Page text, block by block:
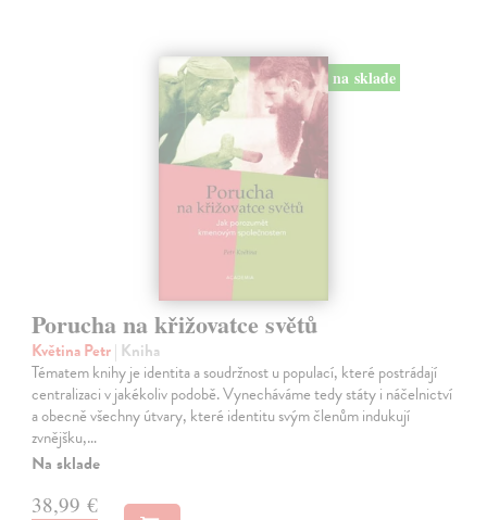
na sklade
Porucha na křižovatce světů
Květina Petr| Kniha
Tématem knihy je identita a soudržnost u populací, které postrádají
centralizaci v jakékoliv podobě. Vynecháváme tedy státy i náčelnictví
a obecně všechny útvary, které identitu svým členům indukují
zvnějšku,…
Na sklade
38,99 €